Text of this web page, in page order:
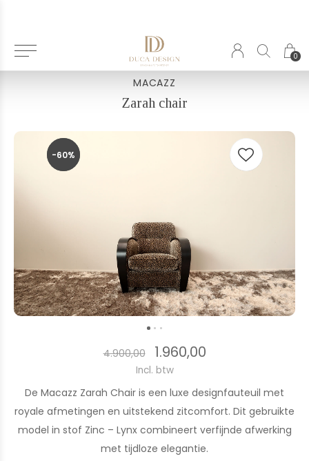
0
Terug
MACAZZ
Zarah chair
-60%
-60%
4.900,00 1.960,00
Incl. btw
De Macazz Zarah Chair is een luxe designfauteuil met
royale afmetingen en uitstekend zitcomfort. Dit gebruikte
model in stof Zinc – Lynx combineert verfijnde afwerking
met tijdloze elegantie.